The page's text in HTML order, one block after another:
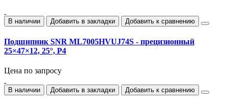
В наличии Добавить в закладки Добавить к сравнению
Подшипник SNR ML7005HVUJ74S - прецизионный
25×47×12, 25°, P4
Цена по запросу
В наличии Добавить в закладки Добавить к сравнению